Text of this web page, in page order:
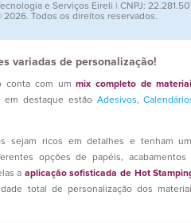
e Serviços Eireli | CNPJ:
2026. Todos os direitos reservados.
variadas de personalização!
conta com ummix completo de
destaque estão Adesivos,
sejam ricos em detalhes e tenham
opções de papéis, acabamentos
a aplicação sofisticada de Hot
total de personalização dos